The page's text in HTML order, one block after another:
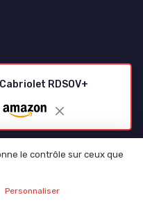
RDSOV+
le contrôle sur ceux que
Personnaliser